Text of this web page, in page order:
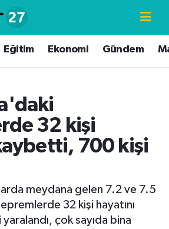
Eğitim Ekonomi Gündem
32 kişi
700 kişi
meydana gelen 7.2 ve 7.5
32 kişi hayatını
çok sayıda bina
Durumu ve Fikstür